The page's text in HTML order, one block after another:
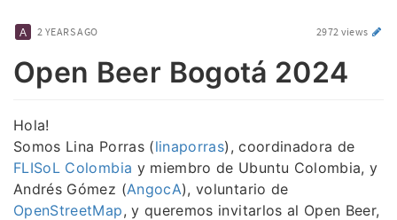
2 YEARS AGO 2972 views
Open Beer Bogotá 2024
Hola!
Somos Lina Porras (linaporras), coordinadora de
FLISoL Colombia y miembro de Ubuntu Colombia, y
Andrés Gómez (AngocA), voluntario de
OpenStreetMap, y queremos invitarlos al Open Beer,